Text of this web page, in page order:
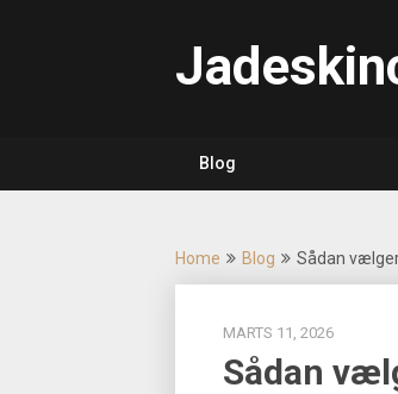
Blog
Home Blog Sådan
MARTS 11, 2026
Sådan